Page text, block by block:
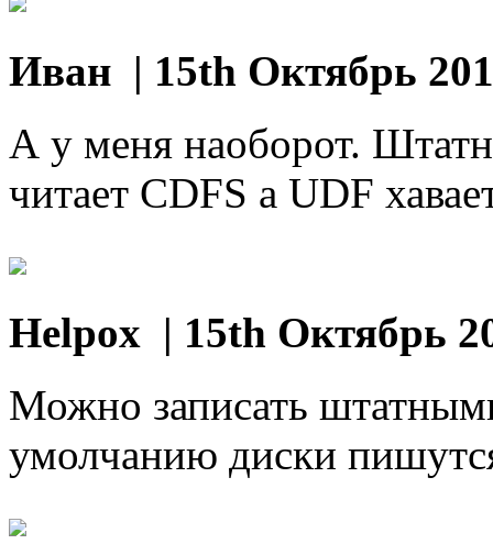
Иван | 15th Октябрь
А у меня наоборот.
читает CDFS a UDF
Helpox | 15th Октябрь
Можно записать
умолчанию диски